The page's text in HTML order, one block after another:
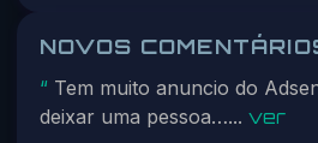
NOVOS
“Tem muito anuncio do
deixar uma pessoa…... ver